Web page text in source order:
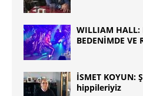
WILLIAM HALL:
BEDENİMDE VE
İSMET KOYUN:
hippileriyiz